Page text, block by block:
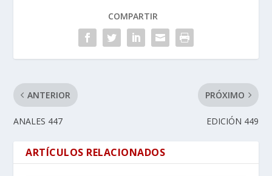
COMPARTIR
ANTERIOR
ANALES 447
PRÓXIMO
EDICIÓN 449
ARTÍCULOS RELACIONADOS